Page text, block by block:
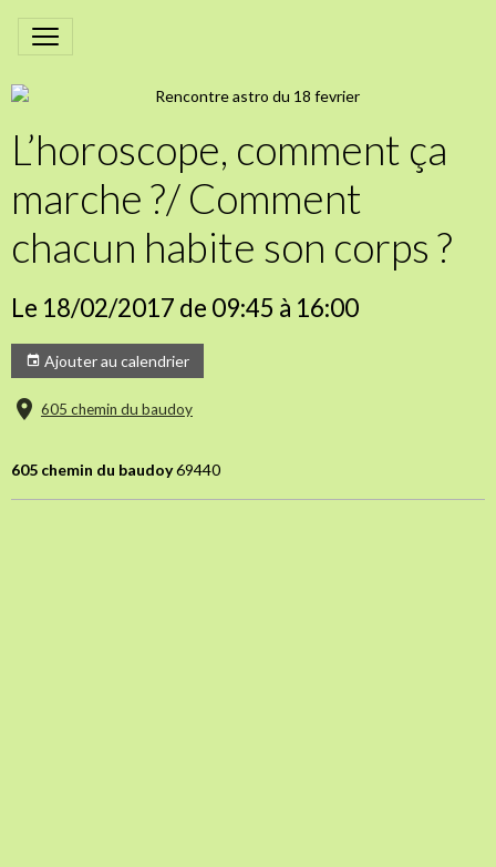
L’horoscope, comment ça
marche ?/ Comment
chacun habite son corps ?
Le 18/02/2017 de 09:45 à 16:00
Ajouter au calendrier
605 chemin du baudoy
605 chemin du baudoy69440